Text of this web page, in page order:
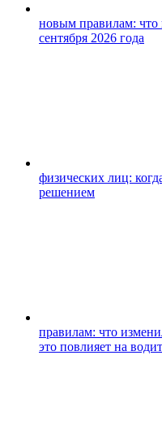
новым правилам: что
сентября 2026 года
физических лиц:
решением
правилам: что
это повлияет на